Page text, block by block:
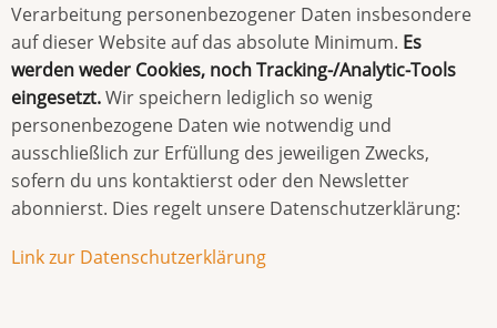
Verarbeitung personenbezogener Daten insbesondere
auf dieser Website auf das absolute Minimum. Es
werden weder Cookies, noch Tracking-/Analytic-Tools
eingesetzt.Wir speichern lediglich so wenig
personenbezogene Daten wie notwendig und
ausschließlich zur Erfüllung des jeweiligen Zwecks,
sofern du uns kontaktierst oder den Newsletter
abonnierst. Dies regelt unsere Datenschutzerklärung:
Link zur Datenschutzerklärung